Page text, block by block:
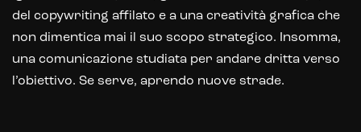
del copywriting affilato e a una creatività grafica che
non dimentica mai il suo scopo strategico. Insomma,
una comunicazione studiata per andare dritta verso
l’obiettivo. Se serve, aprendo nuove strade.